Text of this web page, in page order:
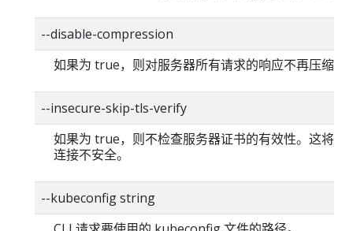
--disable-compression
如果为 true，则对服务器所有请求的响应不再压缩。
--insecure-skip-tls-verify
如果为 true，则不检查服务器证书的有效性。这将使
连接不安全。
--kubeconfig string